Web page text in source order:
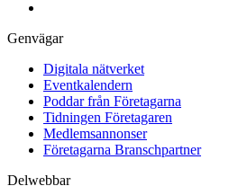
Genvägar
Digitala nätverket
Eventkalendern
Poddar från Företagarna
Tidningen Företagaren
Medlemsannonser
Företagarna Branschpartner
Delwebbar